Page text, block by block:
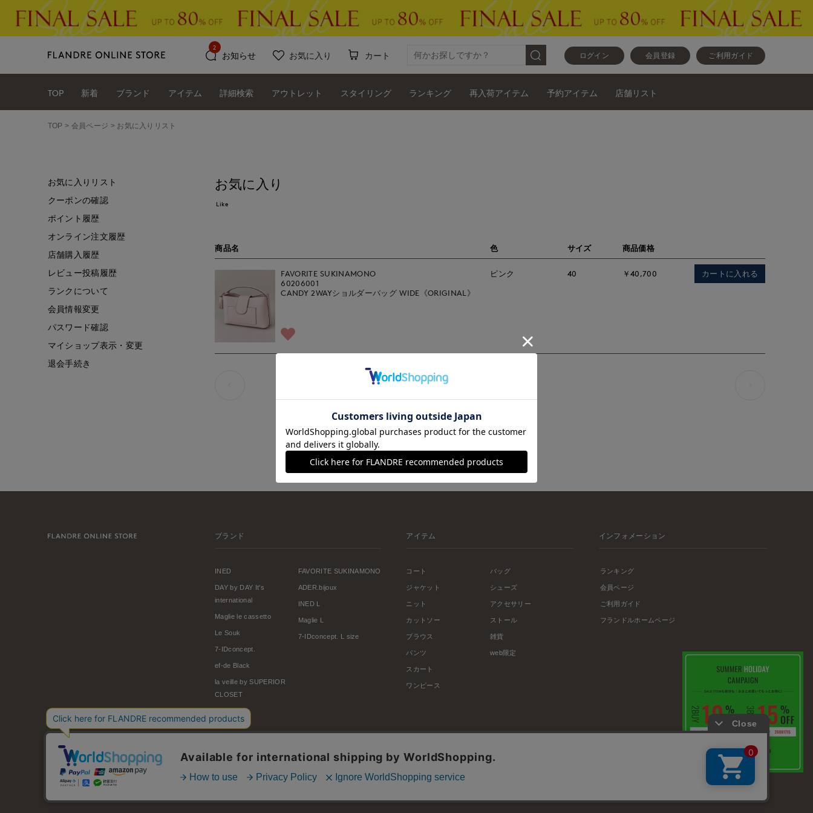
ログイン 会員登録 ご利用ガイド
お知らせ
2
お気に入り カート
TOP 新着 ブランド アイテム 詳細検索 アウトレット スタイリング ランキング 再入荷アイテム 予約アイテム 店舗リスト
TOP 会員ページ お気に入りリスト
お気に入り
Like
商品名 色 サイズ 商品価格
FAVORITE SUKINAMONO
60206001
CANDY 2WAYショルダーバッグ WIDE《ORIGINAL》
ピンク 40 ￥40,700 カートに入れる
お気に入りリスト
クーポンの確認
ポイント履歴
オンライン注文履歴
店舗購入履歴
レビュー投稿履歴
ランクについて
会員情報変更
パスワード確認
マイショップ表示・変更
退会手続き
ブランド
INED
DAY by DAY It's
international
Maglie le cassetto
Le Souk
7-IDconcept.
ef-de Black
la veille by SUPERIOR
CLOSET
FAVORITE SUKINAMONO
ADER.bijoux
INED L
Maglie L
7-IDconcept. L size
アイテム
コート
ジャケット
ニット
カットソー
ブラウス
パンツ
スカート
ワンピース
バッグ
シューズ
アクセサリー
ストール
雑貨
web限定
インフォメーション
ランキング
会員ページ
ご利用ガイド
フランドルホームページ
© FLANDRE CO., LTD.